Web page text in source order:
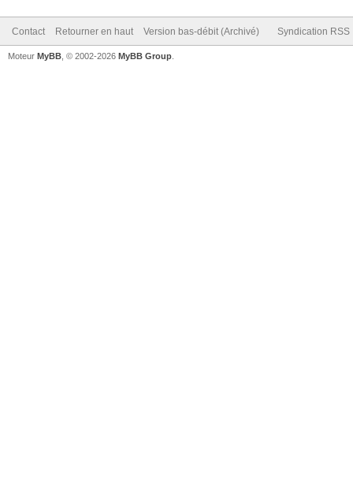
Contact Retourner en haut Version bas-débit (Archivé) Syndication RSS
Moteur MyBB , © 2002-2026 MyBB Group